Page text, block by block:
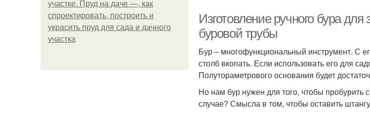
участке. Пруд на даче —, как
спроектировать, построить и
украсить пруд для сада и дачного
участка
Изготовление ручного бура
буровой трубы
Бур – многофункциональный инструмент. С
столб вкопать. Если использовать его для
Полутораметрового основания будет
Но нам бур нужен для того, чтобы пробурить
случае? Смысла в том, чтобы оставить